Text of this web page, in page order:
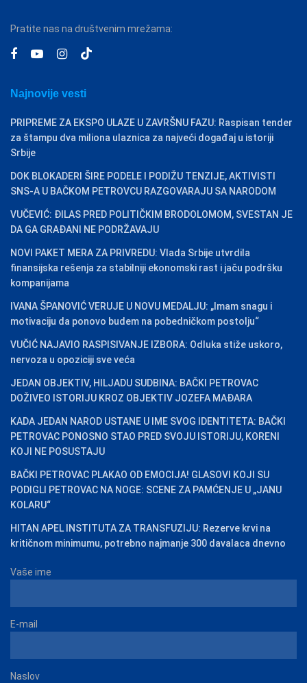
Pratite nas na društvenim mrežama:
Najnovije vesti
PRIPREME ZA EKSPO ULAZE U ZAVRŠNU FAZU: Raspisan tender
za štampu dva miliona ulaznica za najveći događaj u istoriji
Srbije
DOK BLOKADERI ŠIRE PODELE I PODIŽU TENZIJE, AKTIVISTI
SNS-A U BAČKOM PETROVCU RAZGOVARAJU SA NARODOM
VUČEVIĆ: ĐILAS PRED POLITIČKIM BRODOLOMOM, SVESTAN JE
DA GA GRAĐANI NE PODRŽAVAJU
NOVI PAKET MERA ZA PRIVREDU: Vlada Srbije utvrdila
finansijska rešenja za stabilniji ekonomski rast i jaču podršku
kompanijama
IVANA ŠPANOVIĆ VERUJE U NOVU MEDALJU: „Imam snagu i
motivaciju da ponovo budem na pobedničkom postolju“
VUČIĆ NAJAVIO RASPISIVANJE IZBORA: Odluka stiže uskoro,
nervoza u opoziciji sve veća
JEDAN OBJEKTIV, HILJADU SUDBINA: BAČKI PETROVAC
DOŽIVEO ISTORIJU KROZ OBJEKTIV JOZEFA MAĐARA
KADA JEDAN NAROD USTANE U IME SVOG IDENTITETA: BAČKI
PETROVAC PONOSNO STAO PRED SVOJU ISTORIJU, KORENI
KOJI NE POSUSTAJU
BAČKI PETROVAC PLAKAO OD EMOCIJA! GLASOVI KOJI SU
PODIGLI PETROVAC NA NOGE: SCENE ZA PAMĆENJE U „JANU
KOLARU“
HITAN APEL INSTITUTA ZA TRANSFUZIJU: Rezerve krvi na
kritičnom minimumu, potrebno najmanje 300 davalaca dnevno
Vaše ime
E-mail
Naslov